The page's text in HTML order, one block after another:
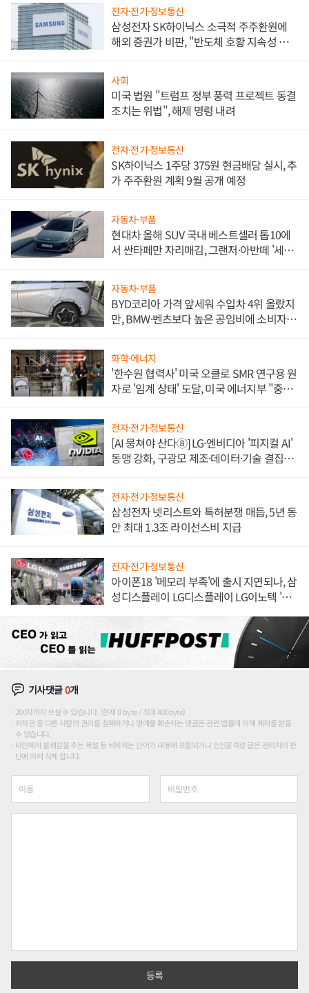
전자·전기·정보통신
삼성전자 SK하이닉스 소극적 주주환원에
해외 증권가 비판, "반도체 호황 지속성 의
사회
미국 법원 "트럼프 정부 풍력 프로젝트 동결
조치는 위법", 해제 명령 내려
전자·전기·정보통신
SK하이닉스 1주당 375원 현금배당 실시, 추
가 주주환원 계획 9월 공개 예정
자동차·부품
현대차 올해 SUV 국내 베스트셀러 톱10에
서 싼타페만 자리매김, 그랜저·아반떼 '세단
자동차·부품
BYD코리아 가격 앞세워 수입차 4위 올랐지
만, BMW·벤츠보다 높은 공임비에 소비자
화학·에너지
'한수원 협력사' 미국 오클로 SMR 연구용 원
자로 '임계 상태' 도달, 미국 에너지부 "중요
전자·전기·정보통신
[AI 뭉쳐야 산다⑧] LG·엔비디아 '피지컬 AI'
동맹 강화, 구광모 제조·데이터·기술 결집
전자·전기·정보통신
삼성전자 넷리스트와 특허분쟁 매듭, 5년 동
안 최대 1.3조 라이선스비 지급
전자·전기·정보통신
아이폰18 '메모리 부족'에 출시 지연되나, 삼
성디스플레이 LG디스플레이 LG이노텍 '탈
기사댓글0개
200자까지 쓰실 수 있습니다. (현재 0 byte / 최대 400byte)
저작권 등 다른 사람의 권리를 침해하거나 명예를 훼손하는 댓글은 관련 법률에 의해 제재를 받을
수 있습니다.
타인에게 불쾌감을 주는 욕설 등 비하하는 단어가 내용에 포함되거나 인신공격성 글은 관리자의 판
단에 의해 삭제 합니다.